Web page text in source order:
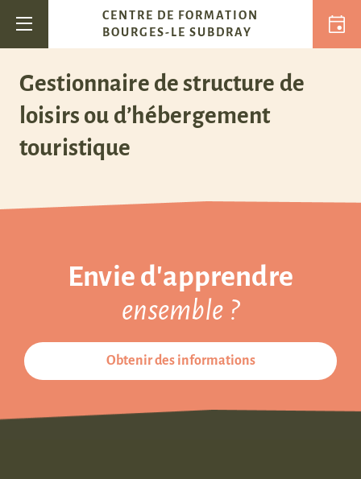
Navigation principale
CENTRE DE FORMATION
BOURGES-LE SUBDRAY
Gestionnaire de structure de
loisirs ou d’hébergement
touristique
Envie d'apprendre
ensemble ?
Obtenir des informations